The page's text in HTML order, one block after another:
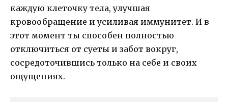
каждую клеточку тела, улучшая
кровообращение и усиливая иммунитет. И в
этот момент ты способен полностью
отключиться от суеты и забот вокруг,
сосредоточившись только на себе и своих
ощущениях.